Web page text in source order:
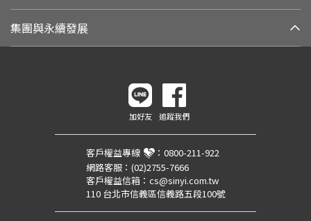
集團與永續發展
加好友 追蹤我們
客戶權益專線 ： 0800-211-922
網路客服： (02)2755-7666
客戶權益信箱： cs@sinyi.com.tw
110 台北市信義區信義路五段100號